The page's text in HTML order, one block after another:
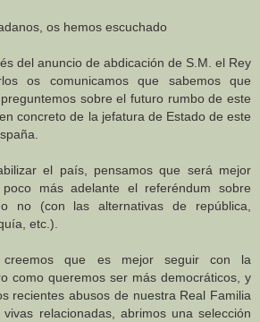
os hemos escuchado
del anuncio de abdicación de S.M. el Rey
os comunicamos que sabemos que
sobre el futuro rumbo de este
concreto de la jefatura de Estado de este
el país, pensamos que será mejor
más adelante el referéndum sobre
no (con las alternativas de república,
etc.).
creemos que es mejor seguir con la
como queremos ser más democráticos, y
recientes abusos de nuestra Real Familia
relacionadas, abrimos una selección